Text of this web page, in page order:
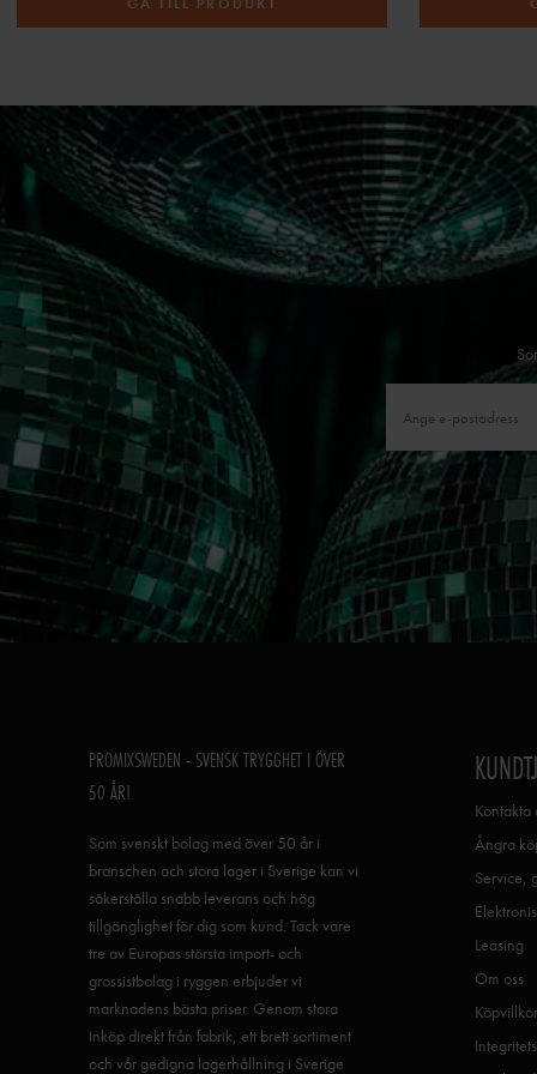
PROMIXSWEDEN - SVENSK TRYGGHET I ÖVER
50 ÅR!
Som svenskt bolag med över 50 år i
branschen och stora lager i Sverige kan vi
säkerställa snabb leverans och hög
tillgänglighet för dig som kund. Tack vare
tre av Europas största import- och
grossistbolag i ryggen erbjuder vi
marknadens bästa priser. Genom stora
inköp direkt från fabrik, ett brett sortiment
och vår gedigna lagerhållning i Sverige
Kontakta
Ångra
Service,
Leasing
Om oss
Köpvillkor